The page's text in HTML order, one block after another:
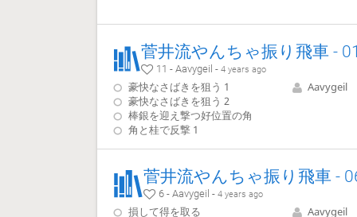
11 - Aavygeil - 4 years ago
豪快なさばきを狙う 1
豪快なさばきを狙う 2
棒銀を迎え撃つ好位置の角
角と桂で反撃 1
Aavygeil
6 - Aavygeil -4 years ago
損して得を取る
Aavygeil